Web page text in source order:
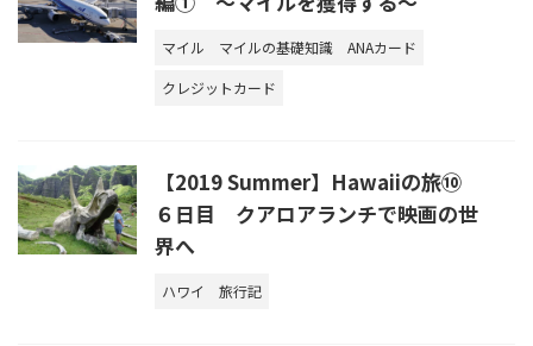
マイル マイルの基礎知識
ANAカード
クレジットカード
【2019 Summer】Hawaiiの旅⑩
６日目 クアロアランチで映画の世
界へ
ハワイ 旅行記